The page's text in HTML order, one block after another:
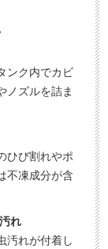
ンク内でカビ
ノズルを詰ま
ひび割れやポ
不凍成分が含
れ
汚れが付着し